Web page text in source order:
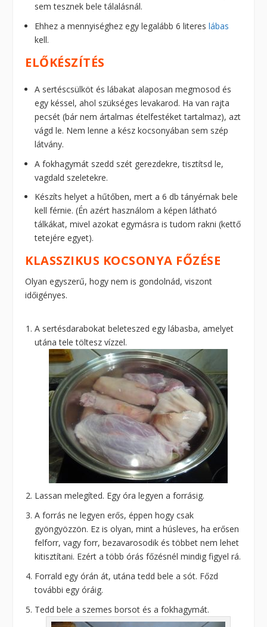
sem tesznek bele tálalásnál.
Ehhez a mennyiséghez egy legalább 6 literes lábas
kell.
ELŐKÉSZÍTÉS
A sertéscsülköt és lábakat alaposan megmosod és
egy késsel, ahol szükséges levakarod. Ha van rajta
pecsét (bár nem ártalmas ételfestéket tartalmaz), azt
vágd le. Nem lenne a kész kocsonyában sem szép
látvány.
A fokhagymát szedd szét gerezdekre, tisztítsd le,
vagdald szeletekre.
Készíts helyet a hűtőben, mert a 6 db tányérnak bele
kell férnie. (Én azért használom a képen látható
tálkákat, mivel azokat egymásra is tudom rakni (kettő
tetejére egyet).
KLASSZIKUS KOCSONYA FŐZÉSE
Olyan egyszerű, hogy nem is gondolnád, viszont
időigényes.
A sertésdarabokat beleteszed egy lábasba, amelyet
utána tele töltesz vízzel.
Lassan melegíted. Egy óra legyen a forrásig.
A forrás ne legyen erős, éppen hogy csak
gyöngyözzön. Ez is olyan, mint a húsleves, ha erősen
felforr, vagy forr, bezavarosodik és többet nem lehet
kitisztítani. Ezért a több órás főzésnél mindig figyel rá.
Forrald egy órán át, utána tedd bele a sót. Főzd
további egy óráig.
Tedd bele a szemes borsot és a fokhagymát.